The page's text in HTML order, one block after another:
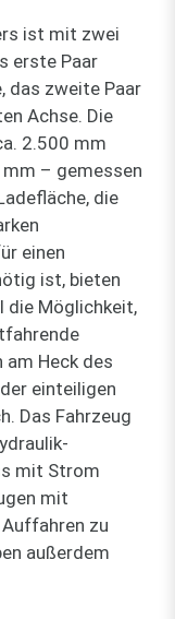
ist mit zwei
erste Paar
das zweite Paar
Achse. Die
2.500 mm
– gemessen
die
einen
ist, bieten
die Möglichkeit,
am Heck des
einteiligen
Das Fahrzeug
mit Strom
mit
zu
außerdem